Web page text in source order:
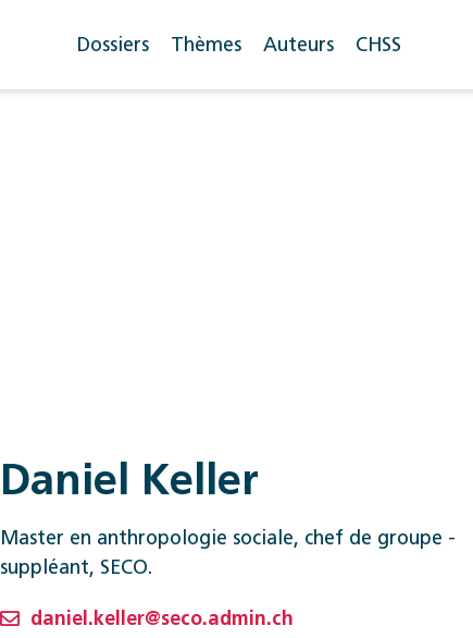
Dossiers Thèmes Auteurs CHSS
Daniel Keller
Master en anthropologie sociale, chef de groupe ­
suppléant, SECO.
daniel.keller@seco.admin.ch